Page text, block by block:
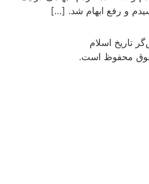
و رفع ابهام شد. […]
تاریخ اسلام
محفوظ است.